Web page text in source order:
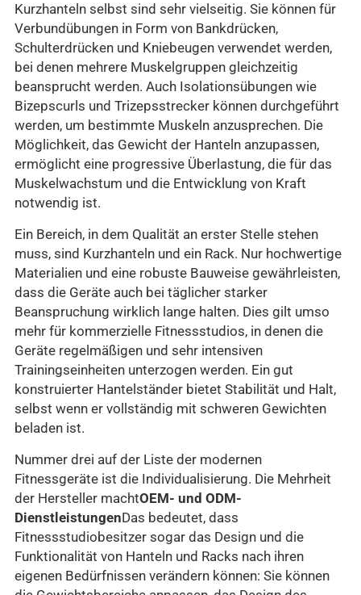
Kurzhanteln selbst sind sehr vielseitig. Sie können für
Verbundübungen in Form von Bankdrücken,
Schulterdrücken und Kniebeugen verwendet werden,
bei denen mehrere Muskelgruppen gleichzeitig
beansprucht werden. Auch Isolationsübungen wie
Bizepscurls und Trizepsstrecker können durchgeführt
werden, um bestimmte Muskeln anzusprechen. Die
Möglichkeit, das Gewicht der Hanteln anzupassen,
ermöglicht eine progressive Überlastung, die für das
Muskelwachstum und die Entwicklung von Kraft
notwendig ist.
Ein Bereich, in dem Qualität an erster Stelle stehen
muss, sind Kurzhanteln und ein Rack. Nur hochwertige
Materialien und eine robuste Bauweise gewährleisten,
dass die Geräte auch bei täglicher starker
Beanspruchung wirklich lange halten. Dies gilt umso
mehr für kommerzielle Fitnessstudios, in denen die
Geräte regelmäßigen und sehr intensiven
Trainingseinheiten unterzogen werden. Ein gut
konstruierter Hantelständer bietet Stabilität und Halt,
selbst wenn er vollständig mit schweren Gewichten
beladen ist.
Nummer drei auf der Liste der modernen
Fitnessgeräte ist die Individualisierung. Die Mehrheit
der Hersteller machtOEM- und ODM-
DienstleistungenDas bedeutet, dass
Fitnessstudiobesitzer sogar das Design und die
Funktionalität von Hanteln und Racks nach ihren
eigenen Bedürfnissen verändern können: Sie können